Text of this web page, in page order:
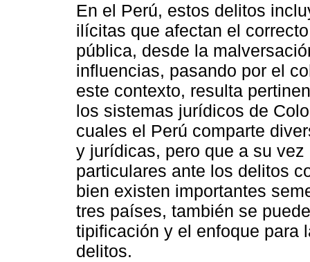
En el Perú, estos delitos
ilícitas que afectan el
pública, desde la
influencias, pasando por el
este contexto, resulta
los sistemas jurídicos de
cuales el Perú comparte
y jurídicas, pero que a su
particulares ante los delitos
bien existen importantes
tres países, también se
tipificación y el enfoque para
delitos.